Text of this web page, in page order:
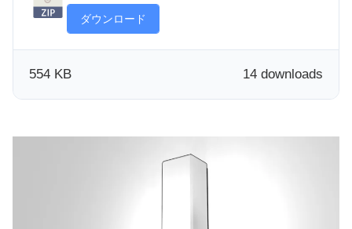
ダウンロード
14 downloads
554 KB